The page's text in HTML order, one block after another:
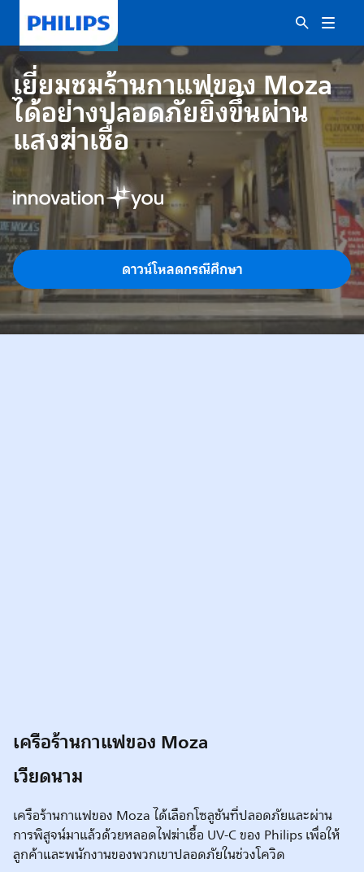
เยี่ยมชมร้านกาแฟของ Moza
ได้อย่างปลอดภัยยิ่งขึ้นผ่าน
แสงฆ่าเชื้อ
ดาวน์โหลดกรณีศึกษา
เครือร้านกาแฟของ Moza
เวียดนาม
เครือร้านกาแฟของ Moza ได้เลือกโซลูชันที่ปลอดภัยและผ่าน
การพิสูจน์มาแล้วด้วยหลอดไฟฆ่าเชื้อ UV-C ของ Philips เพื่อให้
ลูกค้าและพนักงานของพวกเขาปลอดภัยในช่วงโควิด